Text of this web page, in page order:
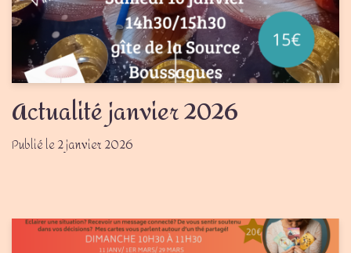
Actualité janvier 2026
2 janvier 2026